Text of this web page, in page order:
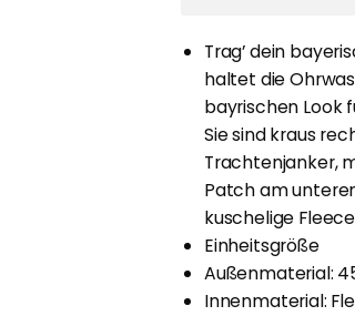
Trag’ dein
haltet die
bayrischen Look
Sie sind kraus
Trachtenjanker,
Patch am
kuschelige
Einheitsgröße
Außenmaterial:
Innenmaterial: